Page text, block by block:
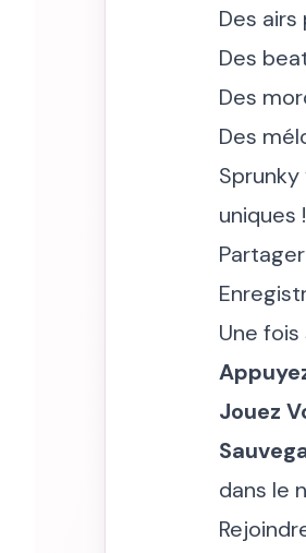
Des
Des
Des
Des
uniques !
Une
Jouez
dans le